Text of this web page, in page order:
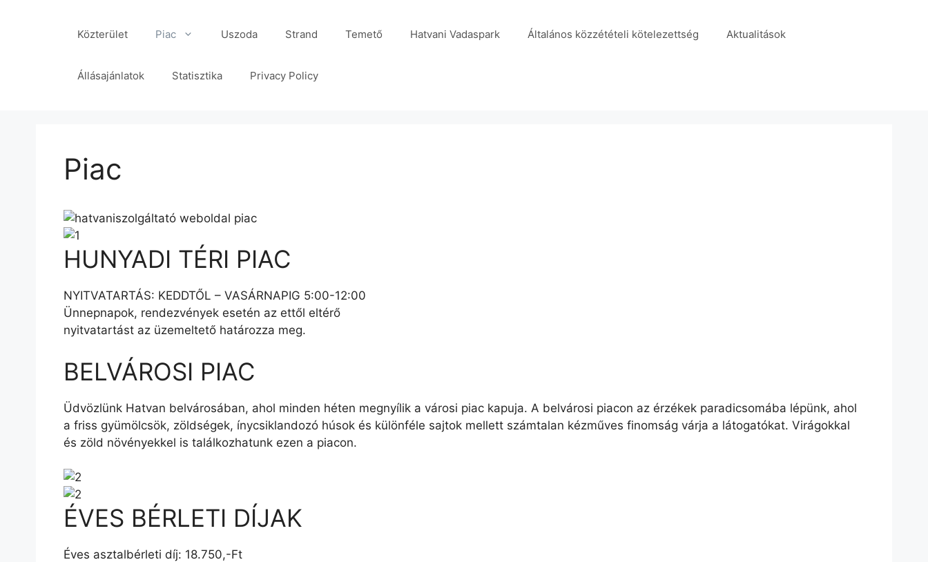
Közterület Piac Uszoda Strand Temető Hatvani Vadaspark Általános közzétételi kötelezettség Aktualitások
Állásajánlatok Statisztika Privacy Policy
Piac
HUNYADI TÉRI PIAC
NYITVATARTÁS: KEDDTŐL – VASÁRNAPIG 5:00-12:00
Ünnepnapok, rendezvények esetén az ettől eltérő
nyitvatartást az üzemeltető határozza meg.
BELVÁROSI PIAC
Üdvözlünk Hatvan belvárosában, ahol minden héten megnyílik a városi piac kapuja. A belvárosi piacon az érzékek paradicsomába lépünk, ahol
a friss gyümölcsök, zöldségek, ínycsiklandozó húsok és különféle sajtok mellett számtalan kézműves finomság várja a látogatókat. Virágokkal
és zöld növényekkel is találkozhatunk ezen a piacon.
ÉVES BÉRLETI DÍJAK
Éves asztalbérleti díj: 18.750,-Ft